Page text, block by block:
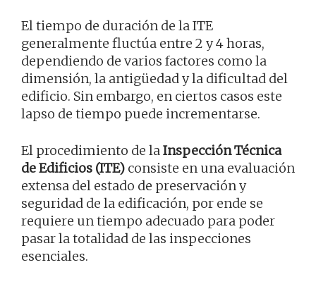
El tiempo de duración de la ITE
generalmente fluctúa entre 2 y 4 horas,
dependiendo de varios factores como la
dimensión, la antigüedad y la dificultad del
edificio. Sin embargo, en ciertos casos este
lapso de tiempo puede incrementarse.
El procedimiento de laInspección Técnica
de Edificios (ITE) consiste en una evaluación
extensa del estado de preservación y
seguridad de la edificación, por ende se
requiere un tiempo adecuado para poder
pasar la totalidad de las inspecciones
esenciales.